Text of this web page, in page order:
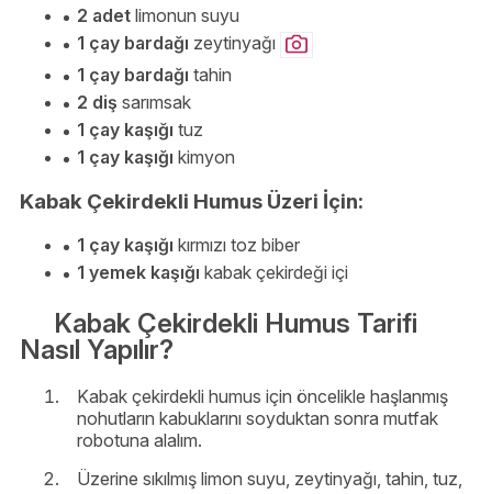
2 adet limonun suyu
1 çay bardağı zeytinyağı
1 çay bardağı tahin
2 diş sarımsak
1 çay kaşığı tuz
1 çay kaşığı kimyon
Kabak Çekirdekli Humus Üzeri İçin:
1 çay kaşığı kırmızı toz biber
1 yemek kaşığı kabak çekirdeği içi
Kabak Çekirdekli Humus Tarifi
Nasıl Yapılır?
Kabak çekirdekli humus için öncelikle haşlanmış
nohutların kabuklarını soyduktan sonra mutfak
robotuna alalım.
Üzerine sıkılmış limon suyu, zeytinyağı, tahin, tuz,